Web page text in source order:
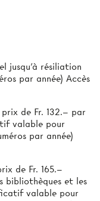
jusqu’à résiliation
de Fr. 132.– par
valable pour
de Fr. 165.–
bibliothèques et les
valable pour